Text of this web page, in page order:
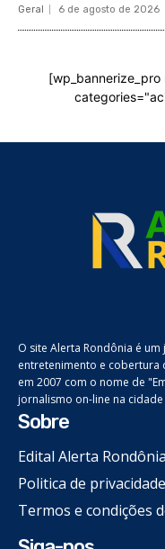
Geral 6 de agosto de 2026
O site Alerta Rondônia é
entretenimento e cobertura
em 2007 com o nome de
jornalismo on-line na cidade
Sobre
Edital Alerta Rondônia
Politica de privacidade
Termos e condições